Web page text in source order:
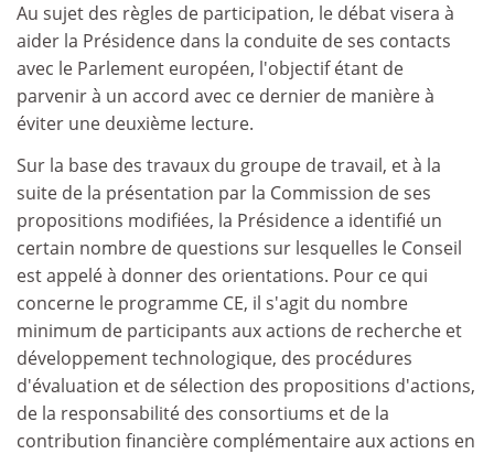
Au sujet des règles de participation, le débat visera à
aider la Présidence dans la conduite de ses contacts
avec le Parlement européen, l'objectif étant de
parvenir à un accord avec ce dernier de manière à
éviter une deuxième lecture.
Sur la base des travaux du groupe de travail, et à la
suite de la présentation par la Commission de ses
propositions modifiées, la Présidence a identifié un
certain nombre de questions sur lesquelles le Conseil
est appelé à donner des orientations. Pour ce qui
concerne le programme CE, il s'agit du nombre
minimum de participants aux actions de recherche et
développement technologique, des procédures
d'évaluation et de sélection des propositions d'actions,
de la responsabilité des consortiums et de la
contribution financière complémentaire aux actions en